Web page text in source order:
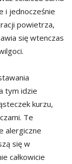
i jednocześnie
powietrza,
się wtenczas
tym idzie
kurzu,
Te
alergiczne
się w
całkowicie